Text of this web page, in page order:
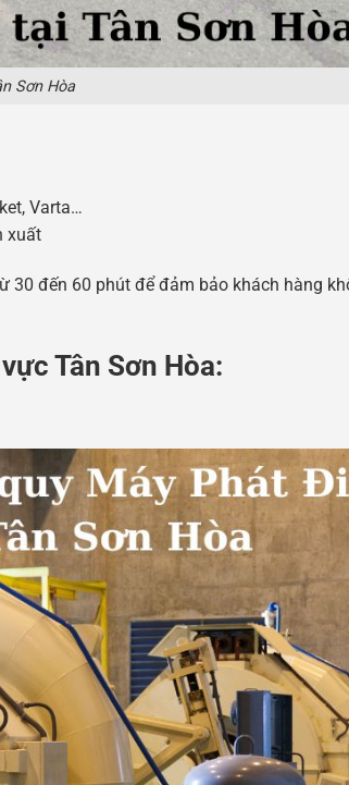
Sơn Hòa
Varta…
xuất
30 đến 60 phút để đảm bảo khách hàng
Tân Sơn Hòa: